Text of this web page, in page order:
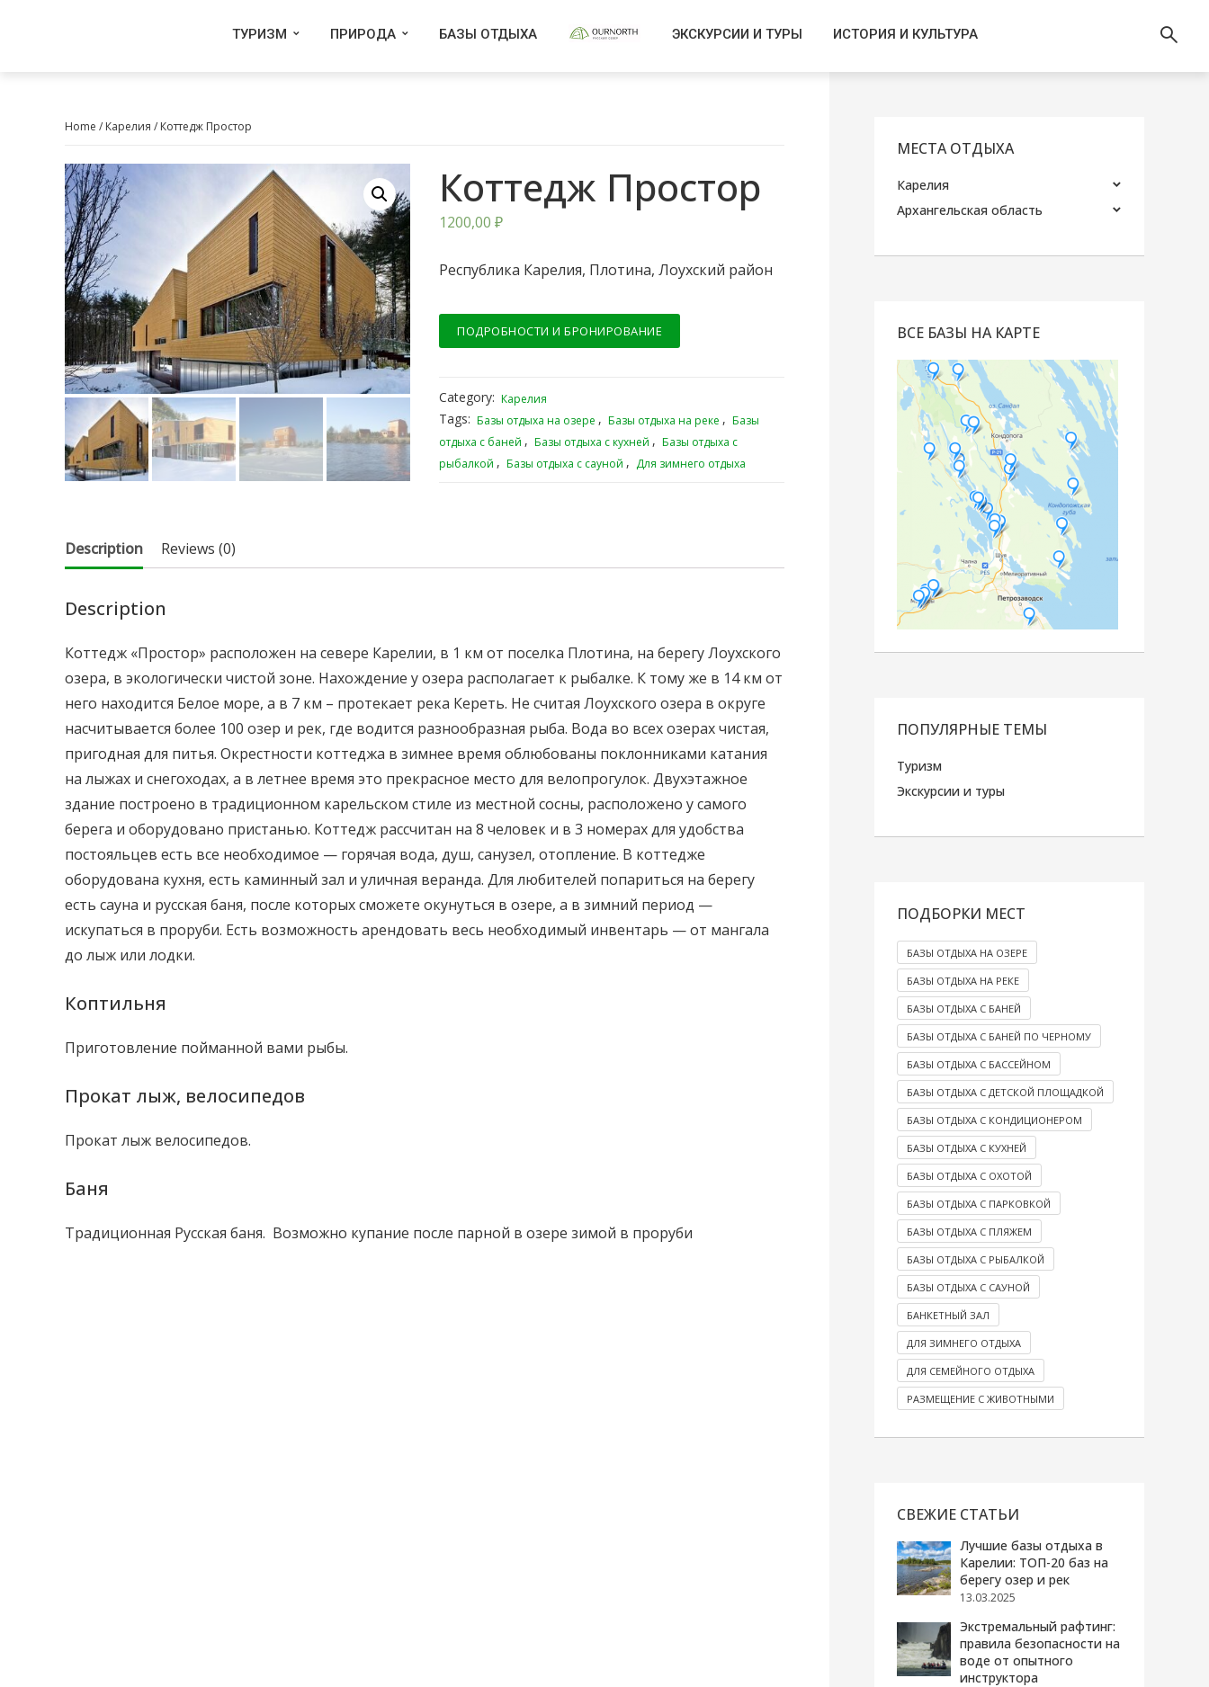
ТУРИЗМ ПРИРОДА БАЗЫ ОТДЫХА ЭКСКУРСИИ И ТУРЫ ИСТОРИЯ И КУЛЬТУРА
Home / Карелия / Коттедж Простор
Коттедж Простор
1200,00 ₽
Республика Карелия, Плотина, Лоухский район
ПОДРОБНОСТИ И БРОНИРОВАНИЕ
Category: Карелия
Tags: Базы отдыха на озере , Базы отдыха на реке , Базы
отдыха с баней , Базы отдыха с кухней , Базы отдыха с
рыбалкой , Базы отдыха с сауной , Для зимнего отдыха
Description Reviews (0)
Description
Коттедж «Простор» расположен на севере Карелии, в 1 км от поселка Плотина, на берегу Лоухского
озера, в экологически чистой зоне. Нахождение у озера располагает к рыбалке. К тому же в 14 км от
него находится Белое море, а в 7 км – протекает река Кереть. Не считая Лоухского озера в округе
насчитывается более 100 озер и рек, где водится разнообразная рыба. Вода во всех озерах чистая,
пригодная для питья. Окрестности коттеджа в зимнее время облюбованы поклонниками катания
на лыжах и снегоходах, а в летнее время это прекрасное место для велопрогулок. Двухэтажное
здание построено в традиционном карельском стиле из местной сосны, расположено у самого
берега и оборудовано пристанью. Коттедж рассчитан на 8 человек и в 3 номерах для удобства
постояльцев есть все необходимое — горячая вода, душ, санузел, отопление. В коттедже
оборудована кухня, есть каминный зал и уличная веранда. Для любителей попариться на берегу
есть сауна и русская баня, после которых сможете окунуться в озере, а в зимний период —
искупаться в проруби. Есть возможность арендовать весь необходимый инвентарь — от мангала
до лыж или лодки.
Коптильня
Приготовление пойманной вами рыбы.
Прокат лыж, велосипедов
Прокат лыж велосипедов.
Баня
Традиционная Русская баня. Возможно купание после парной в озере зимой в проруби
МЕСТА ОТДЫХА
Карелия
Архангельская область
ВСЕ БАЗЫ НА КАРТЕ
ПОПУЛЯРНЫЕ ТЕМЫ
Туризм
Экскурсии и туры
ПОДБОРКИ МЕСТ
БАЗЫ ОТДЫХА НА ОЗЕРЕ
БАЗЫ ОТДЫХА НА РЕКЕ
БАЗЫ ОТДЫХА С БАНЕЙ
БАЗЫ ОТДЫХА С БАНЕЙ ПО ЧЕРНОМУ
БАЗЫ ОТДЫХА С БАССЕЙНОМ
БАЗЫ ОТДЫХА С ДЕТСКОЙ ПЛОЩАДКОЙ
БАЗЫ ОТДЫХА С КОНДИЦИОНЕРОМ
БАЗЫ ОТДЫХА С КУХНЕЙ
БАЗЫ ОТДЫХА С ОХОТОЙ
БАЗЫ ОТДЫХА С ПАРКОВКОЙ
БАЗЫ ОТДЫХА С ПЛЯЖЕМ
БАЗЫ ОТДЫХА С РЫБАЛКОЙ
БАЗЫ ОТДЫХА С САУНОЙ
БАНКЕТНЫЙ ЗАЛ
ДЛЯ ЗИМНЕГО ОТДЫХА
ДЛЯ СЕМЕЙНОГО ОТДЫХА
РАЗМЕЩЕНИЕ С ЖИВОТНЫМИ
СВЕЖИЕ СТАТЬИ
Лучшие базы отдыха в
Карелии: ТОП-20 баз на
берегу озер и рек
13.03.2025
Экстремальный рафтинг:
правила безопасности на
воде от опытного
инструктора